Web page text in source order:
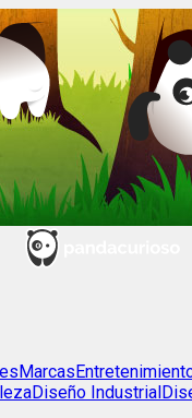
Marcas
Diseño Industrial